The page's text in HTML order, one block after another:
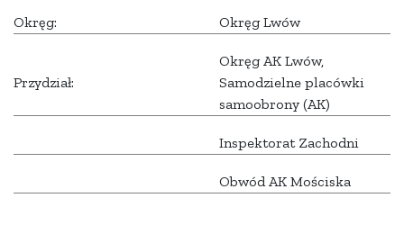
Okręg: Okręg Lwów
Przydział:
Okręg AK Lwów,
Samodzielne placówki
samoobrony (AK)
Inspektorat Zachodni
Obwód AK Mościska